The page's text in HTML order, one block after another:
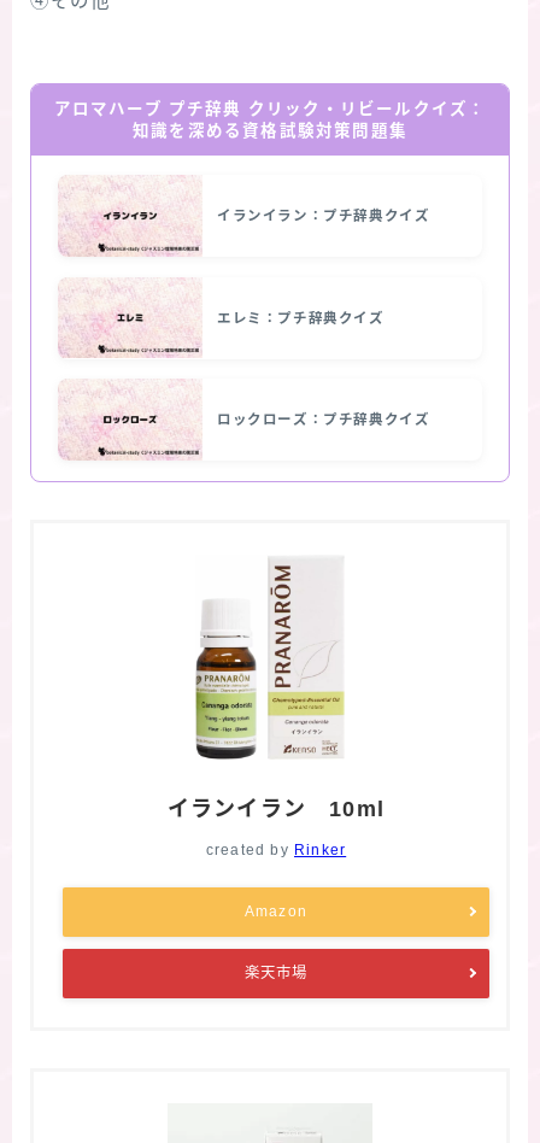
アロマハーブ プチ辞典 クリック・リビールクイズ：
知識を深める資格試験対策問題集
イランイラン：プチ辞典クイズ
エレミ：プチ辞典クイズ
ロックローズ：プチ辞典クイズ
イランイラン 10ml
created by Rinker
Amazon
楽天市場